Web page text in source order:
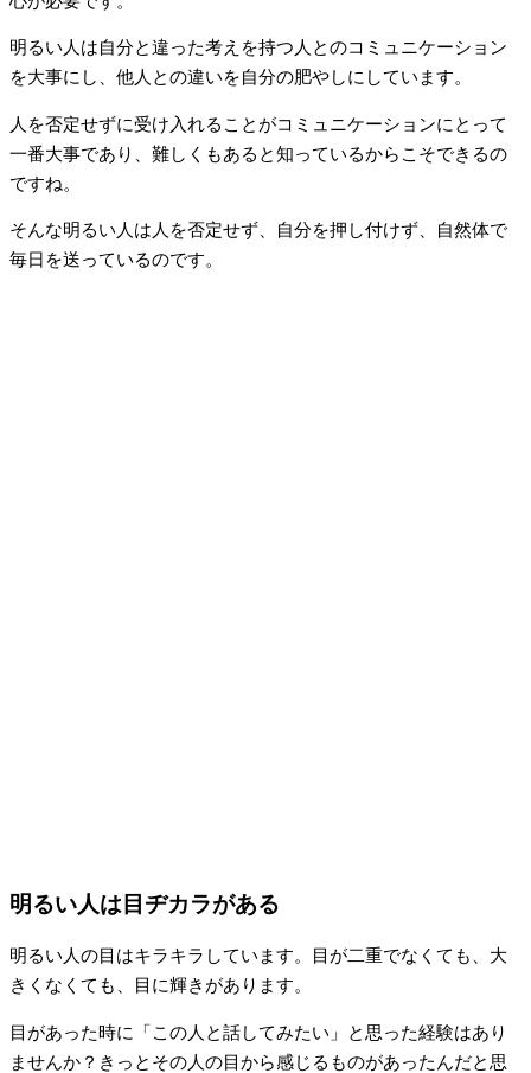
明るい人は自分と違った考えを持つ人とのコミュニケーション
を大事にし、他人との違いを自分の肥やしにしています。
人を否定せずに受け入れることがコミュニケーションにとって
一番大事であり、難しくもあると知っているからこそできるの
ですね。
そんな明るい人は人を否定せず、自分を押し付けず、自然体で
毎日を送っているのです。
明るい人は目ヂカラがある
明るい人の目はキラキラしています。目が二重でなくても、大
きくなくても、目に輝きがあります。
目があった時に「この人と話してみたい」と思った経験はあり
ませんか？きっとその人の目から感じるものがあったんだと思